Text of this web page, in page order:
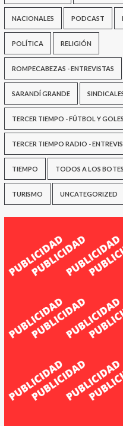
NACIONALES PODCAST
POLÍTICA RELIGIÓN
ROMPECABEZAS - ENTREVISTAS
SARANDÍ GRANDE
TERCER TIEMPO - FÚTBOL Y GOLES
TERCER TIEMPO RADIO -
TIEMPO TODOS A LOS
TURISMO UNCATEGORIZED